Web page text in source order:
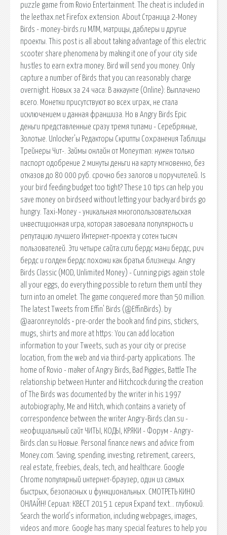
puzzle game from Rovio Entertainment. The cheat is included in
the leethax.net Firefox extension. About Страница 2-Money
Birds - money-birds.ru МЛМ, матрицы, даблеры и другие
проекты. This post is all about taking advantage of this electric
scooter share phenomena by making it one of your city side
hustles to earn extra money. Bird will send you money. Only
capture a number of Birds that you can reasonably charge
overnight. Новых за 24 часа: В аккаунте (Online): Выплачено
всего. Монетки присутствуют во всех играх, не стала
исключением и данная франшиза. Но в Angry Birds Epic
деньги представленные сразу тремя типами - Серебряные,
Золотые. Unlocker'ы Редакторы Скрипты Сохранения Таблицы
Трейнеры Чит-. Займы онлайн от Moneyman: нужен только
паспорт одобрение 2 минуты деньги на карту мгновенно, без
отказов до 80 000 руб. срочно без залогов и поручителей. Is
your bird feeding budget too tight? These 10 tips can help you
save money on birdseed without letting your backyard birds go
hungry. Taxi-Money - уникальная многопользовательская
инвестиционная игра, которая завоевала популярность и
репутацию лучшего Интернет-проекта у сотен тысяч
пользователей. Эти четыре сайта:сити бердс мани бердс, рич
бердс и голден бердс похожи как братья близнецы. Angry
Birds Classic (MOD, Unlimited Money) - Cunning pigs again stole
all your eggs, do everything possible to return them until they
turn into an omelet. The game conquered more than 50 million.
The latest Tweets from Effin' Birds (@EffinBirds). by
@aaronreynolds • pre-order the book and find pins, stickers,
mugs, shirts and more at https: You can add location
information to your Tweets, such as your city or precise
location, from the web and via third-party applications. The
home of Rovio - maker of Angry Birds, Bad Piggies, Battle The
relationship between Hunter and Hitchcock during the creation
of The Birds was documented by the writer in his 1997
autobiography, Me and Hitch, which contains a variety of
correspondence between the writer Angry-Birds.clan.su -
неофициальный сайт ЧИТЫ, КОДЫ, КРЯКИ - Форум - Angry-
Birds.clan.su Новые. Personal finance news and advice from
Money.com. Saving, spending, investing, retirement, careers,
real estate, freebies, deals, tech, and healthcare. Google
Chrome популярный интернет-браузер, один из самых
быстрых, безопасных и функциональных. СМОТРЕТЬ КИНО
ОНЛАЙН! Сериал: КВЕСТ 2015 1 серия Expand text… глубокий.
Search the world's information, including webpages, images,
videos and more. Google has many special features to help you